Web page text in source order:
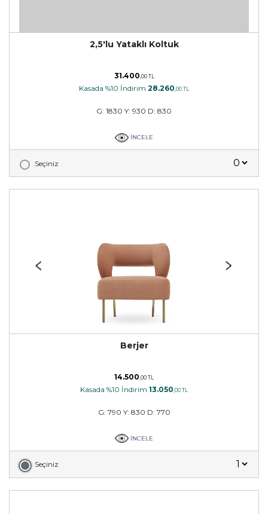
2,5'lu Yataklı Koltuk
31.400,00 TL
Kasada %10 İndirim 28.260,00 TL
G: 1830 Y: 930 D: 830
İNCELE
Seçiniz
Berjer
14.500 ,00 TL
Kasada %10 İndirim 13.050 ,00 TL
G: 790 Y: 830 D: 770
İNCELE
Seçiniz